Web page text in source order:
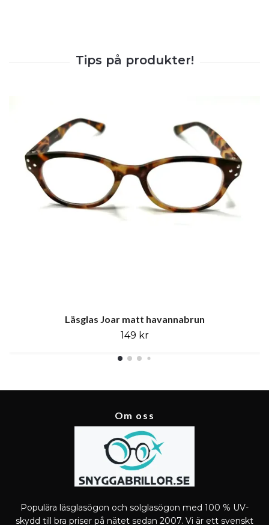
Läsglas Joar matt havannabrun
149 kr
Om oss
Populära läsglasögon och solglasögon med 100 % UV-
skydd till bra priser på nätet sedan 2007. Vi är ett svenskt